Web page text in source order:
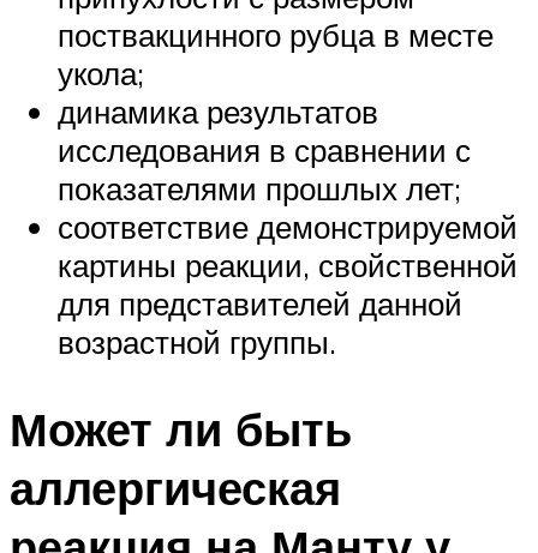
поствакцинного рубца в месте
укола;
динамика результатов
исследования в сравнении с
показателями прошлых лет;
соответствие демонстрируемой
картины реакции, свойственной
для представителей данной
возрастной группы.
Может ли быть
аллергическая